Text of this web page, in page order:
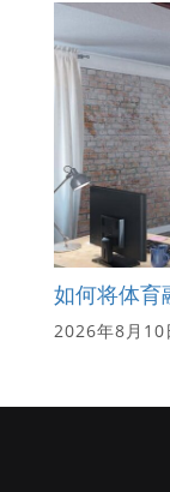
如何将体育
2026年8月10